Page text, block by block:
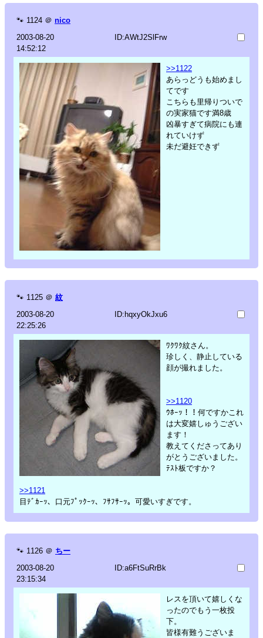
🐾 1124 ＠ nico
2003-08-20
14:52:12
ID:AWtJ2SlFrw
>>1122
あらっどうも始めまし
てです
こちらも里帰りついで
の実家猫です満8歳
凶暴すぎて病院にも連
れていけず
未だ避妊できず
🐾 1125 ＠ 紋
2003-08-20
22:25:26
ID:hqxyOkJxu6
ﾜｸﾜｸ紋さん。
珍しく、静止している
顔が撮れました。
>>1120
ｳﾎｰｯ！！何ですかこれ
は大変嬉しゅうござい
ます！
教えてくださってあり
がとうございました。
ﾃｽﾄ板ですか？
>>1121
目ﾃﾞｶｰｯ、口元ﾌﾟｯｸｰｯ、ﾌｻﾌｻｰｯ。可愛いすぎです。
🐾 1126 ＠ ちー
2003-08-20
23:15:34
ID:a6FtSuRrBk
レスを頂いて嬉しくな
ったのでもう一枚投
下。
皆様有難うございま